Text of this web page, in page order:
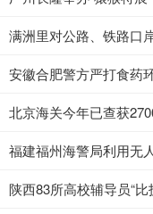
满洲里对公路、铁路口
安徽合肥警方严打食药
北京海关今年已查获
福建福州海警局利用无
陕西83所高校辅导员“